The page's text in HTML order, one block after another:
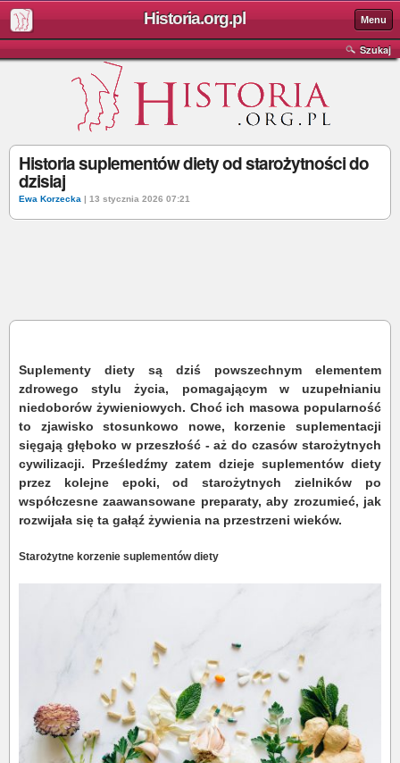
Historia.org.pl Menu
Szukaj
Historia suplementów diety od starożytności do
dzisiaj
Ewa Korzecka | 13 stycznia 2026 07:21
Suplementy diety są dziś powszechnym elementem
zdrowego stylu życia, pomagającym w uzupełnianiu
niedoborów żywieniowych. Choć ich masowa popularność
to zjawisko stosunkowo nowe, korzenie suplementacji
sięgają głęboko w przeszłość - aż do czasów starożytnych
cywilizacji. Prześledźmy zatem dzieje suplementów diety
przez kolejne epoki, od starożytnych zielników po
współczesne zaawansowane preparaty, aby zrozumieć, jak
rozwijała się ta gałąź żywienia na przestrzeni wieków.
Starożytne korzenie suplementów diety